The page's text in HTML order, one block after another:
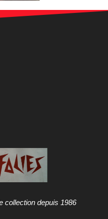
collection depuis 1986